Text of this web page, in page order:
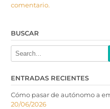
comentario.
BUSCAR
ENTRADAS RECIENTES
Cómo pasar de autónomo a
20/06/2026